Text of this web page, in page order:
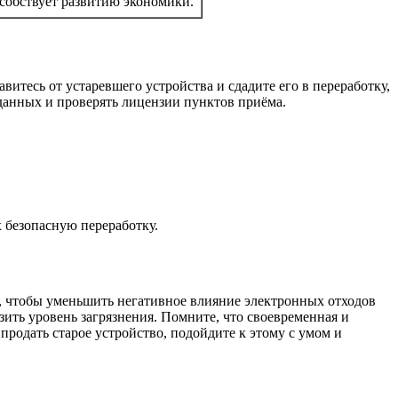
от устаревшего устройства и сдадите его в переработку,
и проверять лицензии пунктов приёма.
переработку.
уменьшить негативное влияние электронных отходов
уровень загрязнения. Помните, что своевременная и
старое устройство, подойдите к этому с умом и